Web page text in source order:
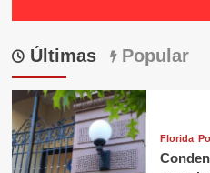
Últimas Popular
Florida